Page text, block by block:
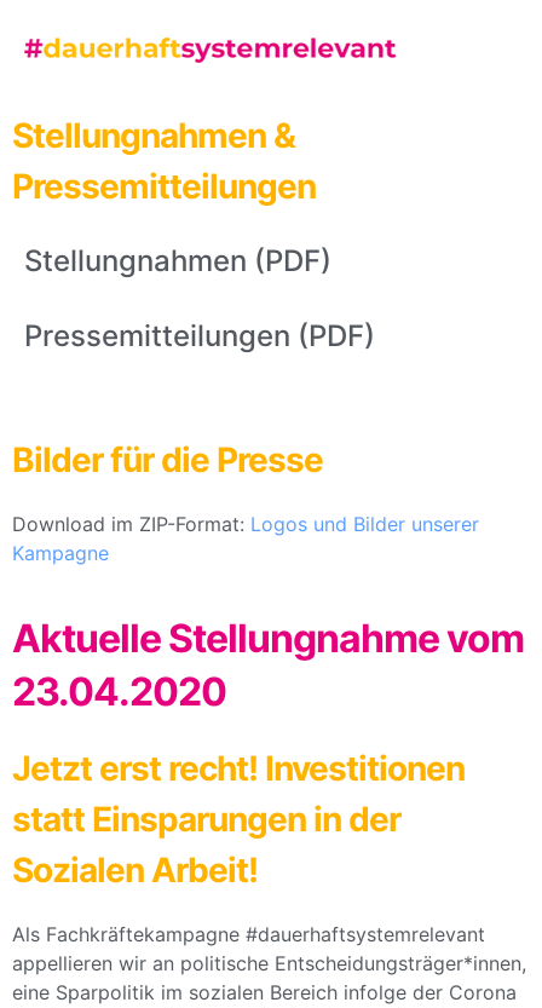
Stellungnahmen &
Pressemitteilungen
Stellungnahmen (PDF)
Pressemitteilungen (PDF)
Bilder für die Presse
Download im ZIP-Format: Logos und Bilder unserer
Kampagne
Aktuelle Stellungnahme vom
23.04.2020
Jetzt erst recht! Investitionen
statt Einsparungen in der
Sozialen Arbeit!
Als Fachkräftekampagne #dauerhaftsystemrelevant
appellieren wir an politische Entscheidungsträger*innen,
eine Sparpolitik im sozialen Bereich infolge der Corona